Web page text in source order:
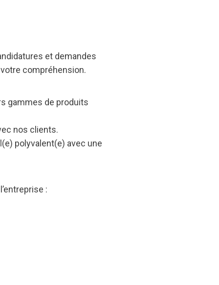
et demandes
compréhension.
gammes de produits
nos clients.
polyvalent(e) avec une
: